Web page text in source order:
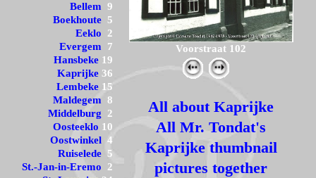
Voorstraat 102
All about Kaprijke
All Mr. Tondat's
Kaprijke thumbnail
pictures together
Bellem 9
Boekhoute 5
Eeklo 2
Evergem 7
Hansbeke 19
Kaprijke 36
Lembeke 15
Maldegem 8
Middelburg 2
Oosteeklo 10
Oostwinkel 4
Ruiselede 5
St.-Jan-in-Eremo 2